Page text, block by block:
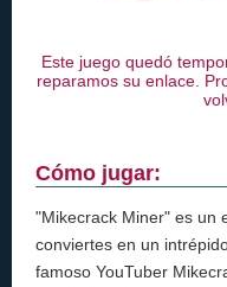
Este juego quedó
reparamos su enlace.
Cómo jugar:
"Mikecrack Miner" es un
conviertes en un
famoso YouTuber